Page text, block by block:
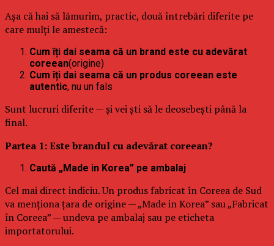
Așa că hai să lămurim, practic, două întrebări diferite pe
care mulți le amestecă:
Cum îți dai seama că un brand este cu adevărat
coreean(origine)
Cum îți dai seama că un produs coreean este
autentic, nu un fals
Sunt lucruri diferite — și vei ști să le deosebești până la
final.
Partea 1: Este brandul cu adevărat coreean?
Caută „Made in Korea” pe ambalaj
Cel mai direct indiciu. Un produs fabricat în Coreea de Sud
va menționa țara de origine — „Made in Korea” sau „Fabricat
în Coreea” — undeva pe ambalaj sau pe eticheta
importatorului.